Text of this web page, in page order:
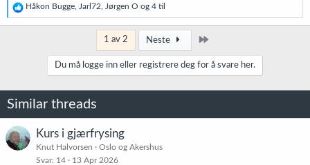
R
e
a
r
Håkon Bugge Jarl72 Jørgen O og 4 til
1 av 2 Neste
Du må logge inn eller registrere deg for å svare her.
Similar threads
Kurs i gjærfrysing
Knut Halvorsen
Oslo og Akershus
Svar 14 13 Apr 2026